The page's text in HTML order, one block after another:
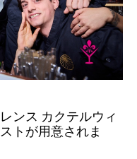
ンス カクテルウィ
トが用意されま